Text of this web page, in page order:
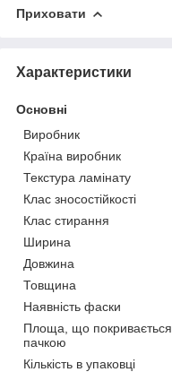
Приховати
Характеристики
Основні
Виробник
Країна виробник
Текстура ламінату
Клас зносостійкості
Клас стирання
Ширина
Довжина
Товщина
Наявність фаски
Площа, що покривається
пачкою
Кількість в упаковці